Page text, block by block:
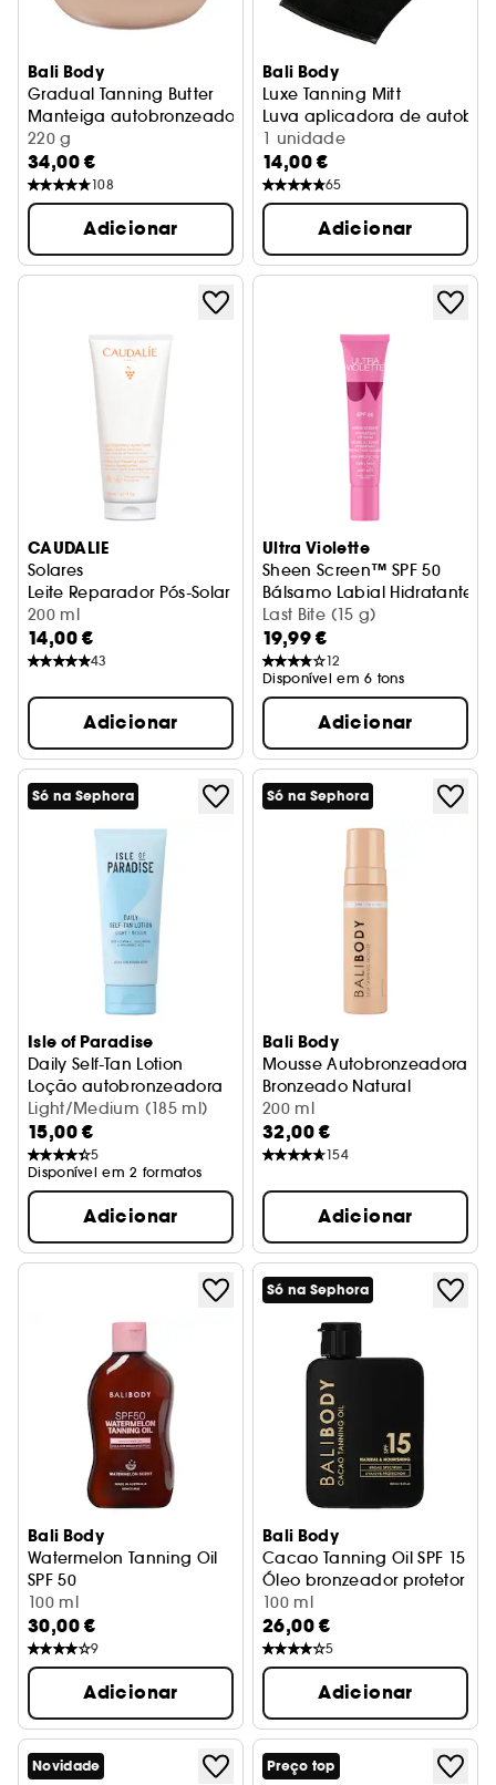
Bali Body
Gradual Tanning Butter
Manteiga autobronzeadora
220 g
34,00 €
108
Adicionar
Bali Body
Luxe Tanning Mitt
Luva aplicadora de
1 unidade
14,00 €
65
Adicionar
CAUDALIE
Solares
Leite Reparador Pós-Solar
200 ml
14,00 €
43
Adicionar
Ultra Violette
Sheen Screen™ SPF 50
Bálsamo Labial Hidratante
Last Bite (15 g)
19,99 €
12
Disponível em 6 tons
Adicionar
Só na Sephora
Isle of Paradise
Daily Self-Tan Lotion
Loção autobronzeadora
Light/Medium (185 ml)
15,00 €
5
Disponível em 2 formatos
Adicionar
Só na Sephora
Bali Body
Mousse Autobronzeadora
Bronzeado Natural
200 ml
32,00 €
154
Adicionar
Bali Body
Watermelon Tanning Oil
SPF 50
Óleo bronzeador protetor
100 ml
30,00 €
9
Adicionar
Só na Sephora
Bali Body
Cacao Tanning Oil SPF 15
Óleo bronzeador protetor
100 ml
26,00 €
5
Adicionar
Novidade Preço top